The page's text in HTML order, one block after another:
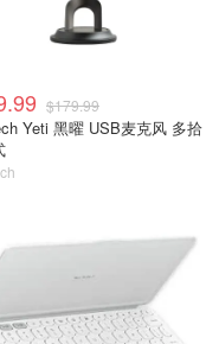
$179.99
Yeti 黑曜 USB麦克风 多拾